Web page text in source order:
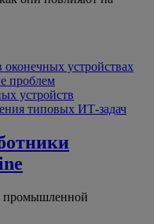
оконечных устройствах
проблем
устройств
типовых ИТ-задач
промышленной